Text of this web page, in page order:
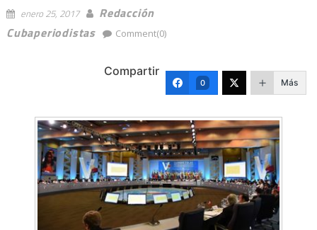
enero 25, 2017
Redacción
Cubaperiodistas
Comment(0)
Compartir
0 Más